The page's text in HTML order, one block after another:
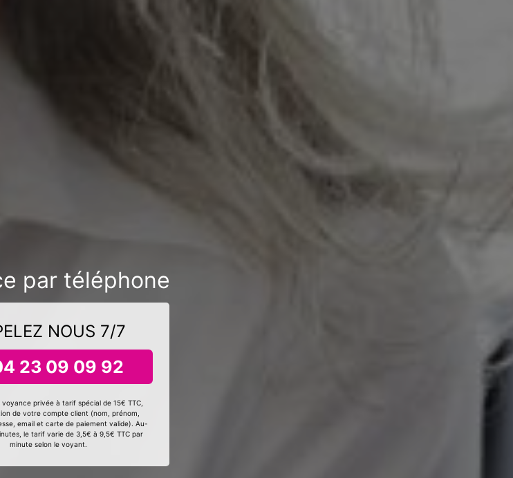
par téléphone
NOUS 7/7
23 09 09 92
voyance privée à tarif spécial de 15€ TTC,
de votre compte client (nom, prénom,
email et carte de paiement valide). Au-
le tarif varie de 3,5€ à 9,5€ TTC par
minute selon le voyant.